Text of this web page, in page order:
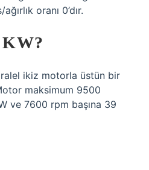
oranı 0’dır.
ikiz motorla üstün bir
maksimum 9500
ve 7600 rpm başına 39